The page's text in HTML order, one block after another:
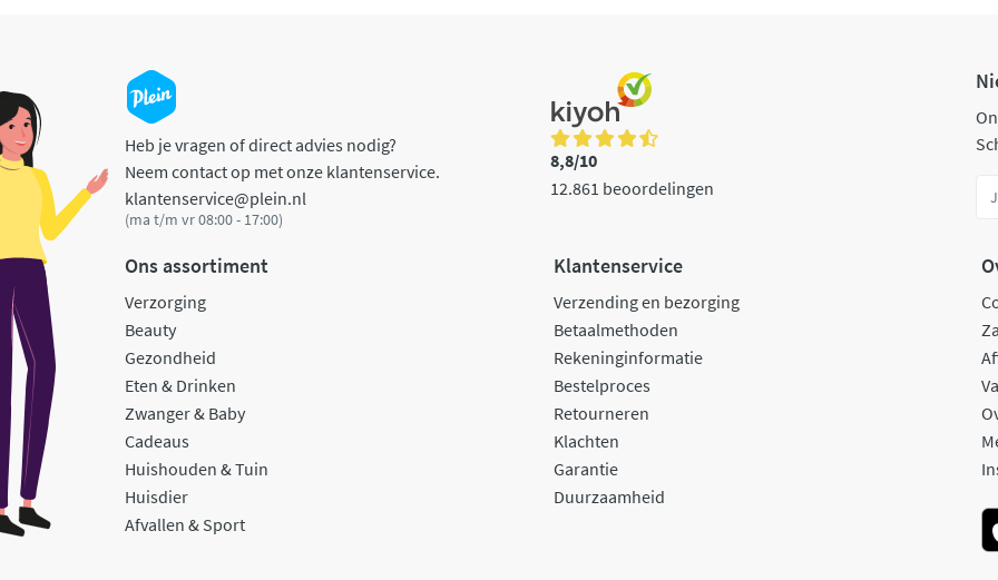
Heb je vragen of direct advies nodig?
Neem contact op met onze klantenservice.
klantenservice@plein.nl
(ma t/m vr 08:00 - 17:00)
8,8/10
12.861 beoordelingen
Ons assortiment
Verzorging
Beauty
Gezondheid
Eten & Drinken
Zwanger & Baby
Cadeaus
Huishouden & Tuin
Huisdier
Afvallen & Sport
Klantenservice
Verzending en bezorging
Betaalmethoden
Rekeninginformatie
Bestelproces
Retourneren
Klachten
Garantie
Duurzaamheid